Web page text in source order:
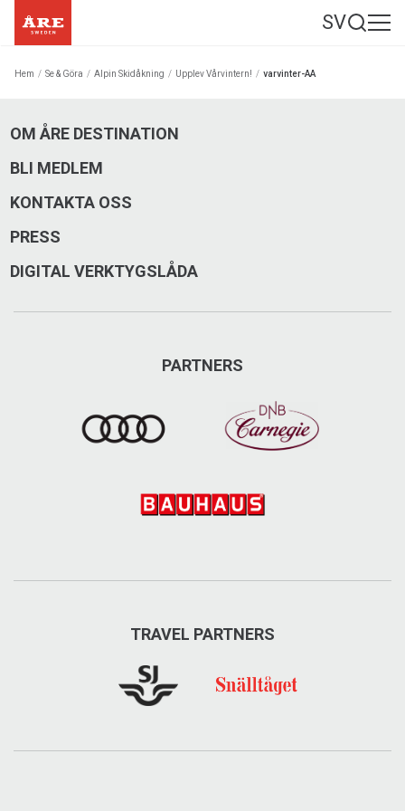
SV
Hem / Se & Göra / Alpin Skidåkning / Upplev Vårvintern! / varvinter-AA
OM ÅRE DESTINATION
BLI MEDLEM
KONTAKTA OSS
PRESS
DIGITAL VERKTYGSLÅDA
PARTNERS
TRAVEL PARTNERS